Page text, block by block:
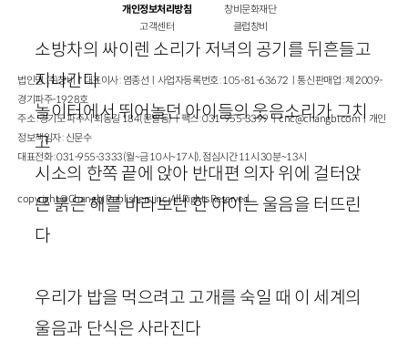
소방차의 싸이렌 소리가 저녁의 공기를 뒤흔들고
지나간다
놀이터에서 뛰어놀던 아이들의 웃음소리가 그치
고
시소의 한쪽 끝에 앉아 반대편 의자 위에 걸터앉
은 붉은 해를 바라보던 한 아이는 울음을 터뜨린
다
우리가 밥을 먹으려고 고개를 숙일 때 이 세계의
울음과 단식은 사라진다
개인정보처리방침
고객센터
창비문화재단
클럽창비
법인명 : ㈜창비ㅣ대표이사 : 염종선ㅣ사업자등록번호 : 105-81-63672ㅣ통신판매업 : 제 2009-
경기파주-1928호
주소 : 경기도 파주시 회동길 184(문발동)ㅣ팩스 : 031-955-3399 ㅣcnc@changbi.comㅣ개인
정보책임자 : 신문수
대표전화 : 031-955-3333(월~금 10시~17시), 점심시간 11시 30분~13시
copyright © Changbi Publishers, inc. All Rights Reserved.